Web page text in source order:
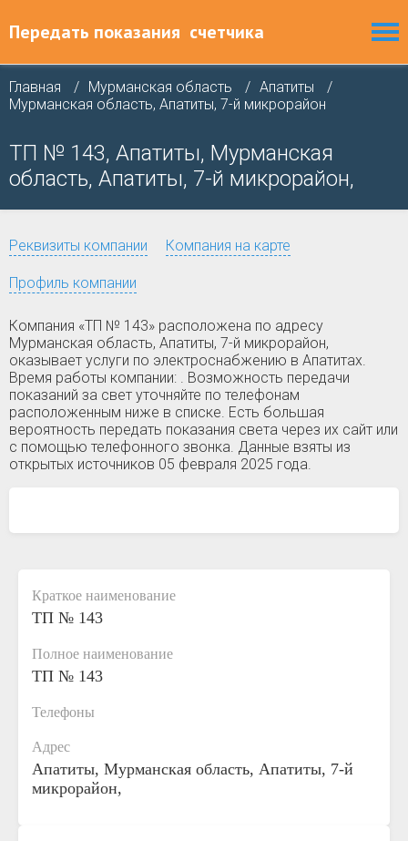
Передать показания счетчика
Главная Мурманская область
Апатиты
Мурманская область, Апатиты, 7-й микрорайон
ТП № 143, Апатиты, Мурманская
область, Апатиты, 7-й микрорайон,
Реквизиты компании Компания на карте
Профиль компании
Компания «ТП № 143» расположена по адресу
Мурманская область, Апатиты, 7-й микрорайон,
оказывает услуги по электроснабжению в Апатитах.
Время работы компании: . Возможность передачи
показаний за свет уточняйте по телефонам
расположенным ниже в списке. Есть большая
вероятность передать показания света через их сайт или
с помощью телефонного звонка. Данные взяты из
открытых источников 05 февраля 2025 года.
Краткое наименование
ТП № 143
Полное наименование
ТП № 143
Телефоны
Адрес
Апатиты, Мурманская область, Апатиты, 7-й
микрорайон,